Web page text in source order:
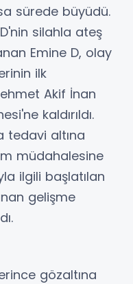
sürede büyüdü.
silahla ateş
Emine D, olay
ilk
Akif İnan
kaldırıldı.
tedavi altına
müdahalesine
ilgili başlatılan
gelişme
gözaltına